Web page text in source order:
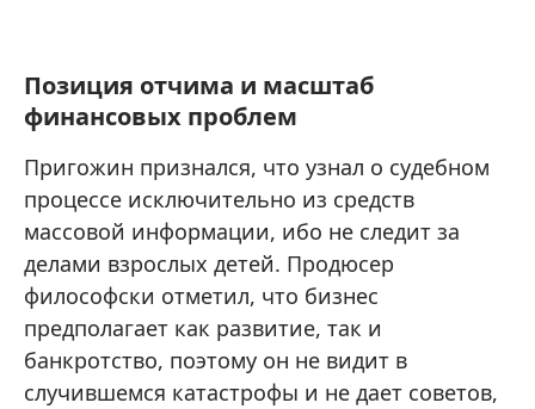
Позиция отчима и масштаб
финансовых проблем
Пригожин признался, что узнал о судебном
процессе исключительно из средств
массовой информации, ибо не следит за
делами взрослых детей. Продюсер
философски отметил, что бизнес
предполагает как развитие, так и
банкротство, поэтому он не видит в
случившемся катастрофы и не дает советов,